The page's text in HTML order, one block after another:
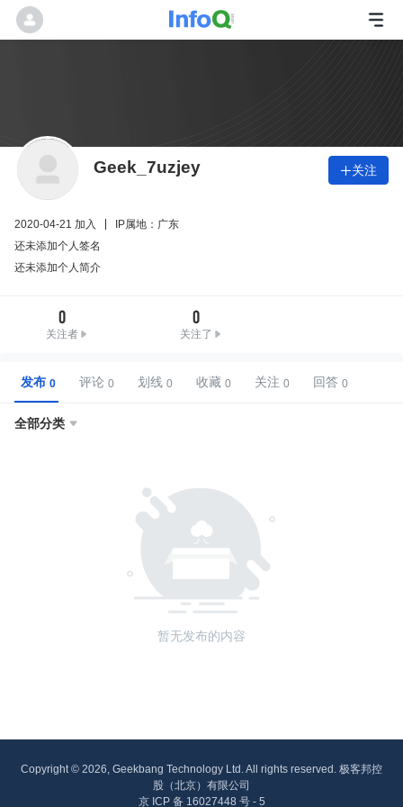
Geek_7uzjey 关注
2020-04-21 加入
IP属地：广东
还未添加个人签名
还未添加个人简介
0
关注者
0
关注了
发布 评论 划线 收藏 关注 回答
全部分类 
暂无发布的内容
Copyright © 2026, Geekbang Technology Ltd. All rights reserved. 极客邦控
股（北京）有限公司
京 ICP 备 16027448 号 - 5